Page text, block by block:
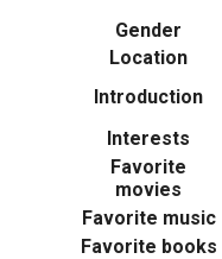
Gender
Location
Introduction
Interests
Favorite
movies
Favorite music
Favorite books